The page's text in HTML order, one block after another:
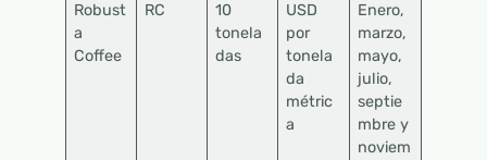
Robust
a
Coffee
RC
10
tonela
das
USD
por
tonela
da
métric
a
Enero,
marzo,
mayo,
julio,
septie
mbre y
noviem